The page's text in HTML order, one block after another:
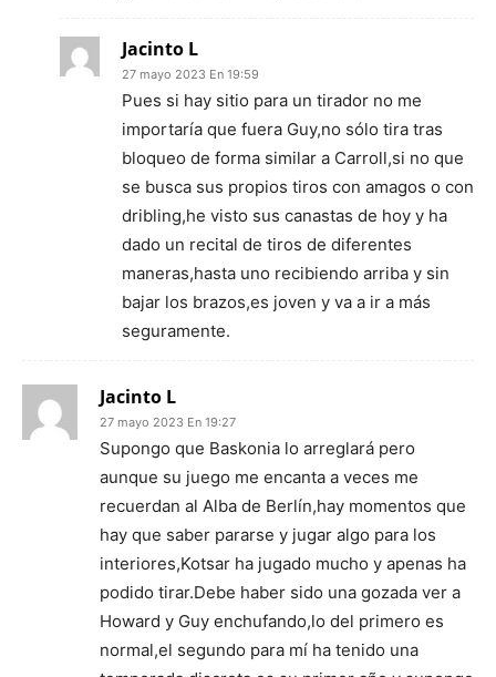
Jacinto L
27 mayo 2023 En 19:59
Pues si hay sitio para un tirador no me
importaría que fuera Guy,no sólo tira tras
bloqueo de forma similar a Carroll,si no que
se busca sus propios tiros con amagos o con
dribling,he visto sus canastas de hoy y ha
dado un recital de tiros de diferentes
maneras,hasta uno recibiendo arriba y sin
bajar los brazos,es joven y va a ir a más
seguramente.
Jacinto L
27 mayo 2023 En 19:27
Supongo que Baskonia lo arreglará pero
aunque su juego me encanta a veces me
recuerdan al Alba de Berlín,hay momentos que
hay que saber pararse y jugar algo para los
interiores,Kotsar ha jugado mucho y apenas ha
podido tirar.Debe haber sido una gozada ver a
Howard y Guy enchufando,lo del primero es
normal,el segundo para mí ha tenido una